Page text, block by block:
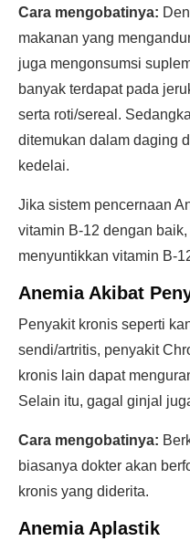
Cara mengobatinya:
makanan yang
juga mengonsumsi
banyak terdapat pada
serta roti/sereal.
ditemukan dalam daging
kedelai.
Jika sistem pencernaan
vitamin B-12 dengan
menyuntikkan vitamin B-
Anemia Akibat
Penyakit kronis seperti
sendi/artritis, penyakit
kronis lain dapat
Selain itu, gagal ginjal
Cara mengobatinya:
biasanya dokter akan
kronis yang diderita.
Anemia Aplastik